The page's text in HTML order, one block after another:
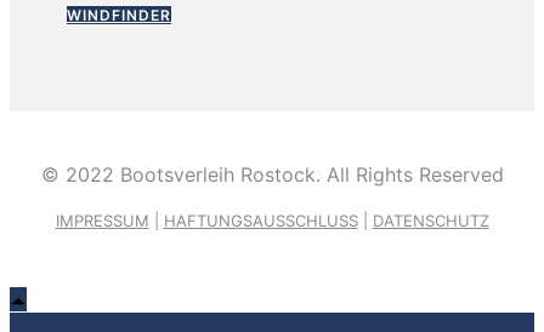
WINDFINDER
© 2022 Bootsverleih Rostock. All Rights Reserved
IMPRESSUM HAFTUNGSAUSSCHLUSS| DATENSCHUTZ